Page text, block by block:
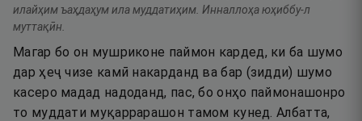
илайҳим ъаҳдаҳум ила муддатиҳим. Инналлоҳа юҳиббу-л
муттақӣн.
Магар бо он мушриконе паймон кардед, ки ба шумо
дар ҳеҷ чизе камӣ накарданд ва бар (зидди) шумо
касеро мадад надоданд, пас, бо онҳо паймонашонро
то муддати муқаррарашон тамом кунед. Албатта,